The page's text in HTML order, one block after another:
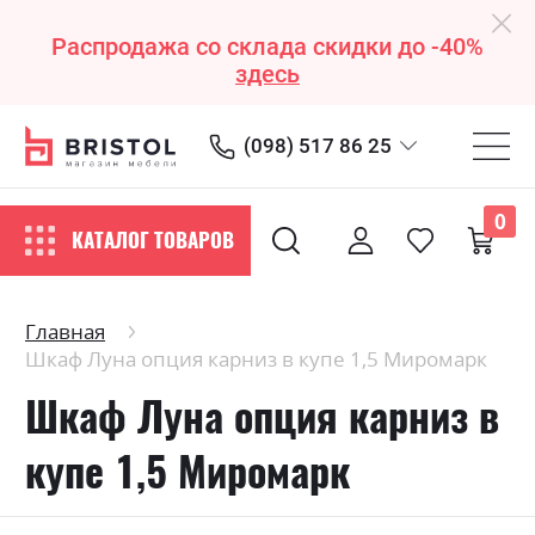
Распродажа со склада скидки до -40%
здесь
(098) 517 86 25
КАТАЛОГ ТОВАРОВ
0
Главная
Шкаф Луна опция карниз в купе 1,5 Миромарк
Шкаф Луна опция карниз в
купе 1,5 Миромарк